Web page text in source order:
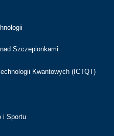
Szczepionkami
Kwantowych (ICTQT)
i Sportu